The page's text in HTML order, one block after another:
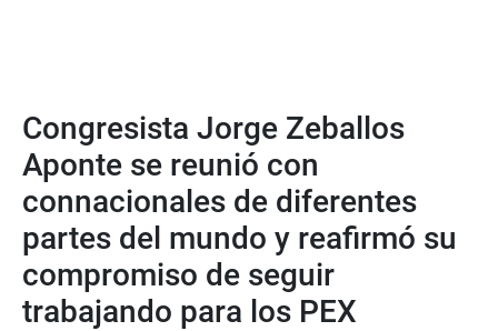
Congresista Jorge Zeballos
Aponte se reunió con
connacionales de diferentes
partes del mundo y reafirmó su
compromiso de seguir
trabajando para los PEX